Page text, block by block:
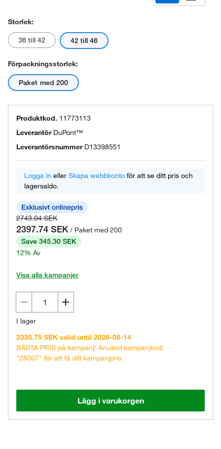
Storlek:
36 till 42 42 till 46
Förpackningsstorlek:
Paket med 200
Produktkod. 11773113
Leverantör DuPont™
Leverantörsnummer D13398551
Logga in eller Skapa webbkonto för att se ditt pris och
lagersaldo.
2743.04 SEK
2397.74 SEK / Paket med 200
Save 345.30 SEK
12% Av
Visa alla kampanjer
I lager
2335.75 SEK valid until 2026-08-14
BÄSTA PRIS på kampanj! Använd kampanjkod:
"28007" för att få ditt kampanjpris.
Lägg i varukorgen